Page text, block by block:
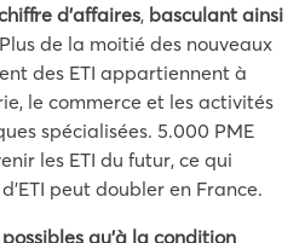
d’affaires, basculant ainsi
Plus de la moitié des nouveaux
des ETI appartiennent à
le commerce et les activités
spécialisées. 5.000 PME
les ETI du futur, ce qui
peut doubler en France.
qu’à la condition